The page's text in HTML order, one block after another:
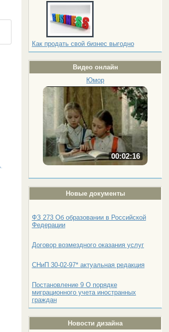
Как продать свой бизнес выгодно
Видео онлайн
Юмор
00:02:16
Новые документы
ФЗ 273 Об образовании в Российской
Федерации
Договор возмездного оказания услуг
СНиП 30-02-97* актуальная редакция
Постановление 9 О порядке
миграционного учета иностранных
граждан
Новости дизайна